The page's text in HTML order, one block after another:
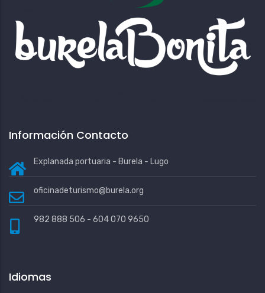
Información Contacto
Explanada portuaria - Burela - Lugo
oficinadeturismo@burela.org
982 888 506 - 604 070 9650
Idiomas